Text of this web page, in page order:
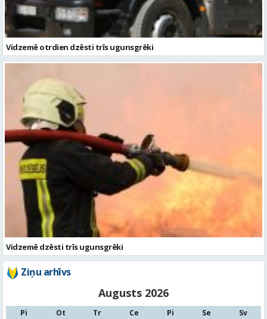
Vidzemē otrdien dzēsti trīs ugunsgrēki
Vidzemē dzēsti trīs ugunsgrēki
Ziņu arhīvs
Augusts 2026
Pi Ot Tr Ce Pi Se
Sv